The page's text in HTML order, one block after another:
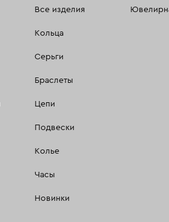
Все изделия
Кольца
Серьги
Браслеты
Цепи
Подвески
Колье
Часы
Новинки